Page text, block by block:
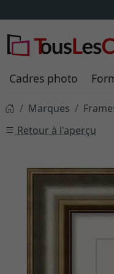
Cadres photo
Marques
Retour à l'aperçu